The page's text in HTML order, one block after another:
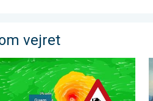
vejret
i Stillehavet. Vindstød på